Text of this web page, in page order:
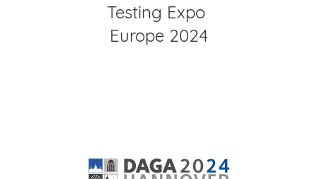
Testing Expo
Europe 2024